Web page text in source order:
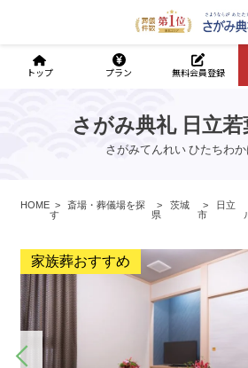
さがみ典礼 日立
さがみてんれい ひたちわ
HOME
斎場・葬儀場を探
す
茨城
県
日立
市
家族葬おすすめ
トップ プラン 無料会員登録